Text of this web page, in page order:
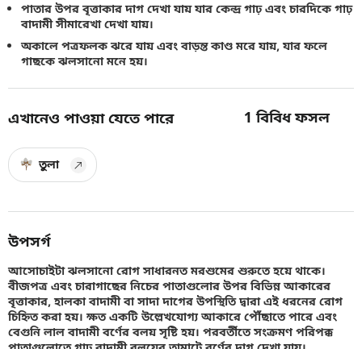
পাতার উপর বৃত্তাকার দাগ দেখা যায় যার কেন্দ্র গাঢ় এবং চারদিকে গাঢ়
বাদামী সীমারেখা দেখা যায়।
অকালে পত্রফলক ঝরে যায় এবং বাড়ন্ত কাণ্ড মরে যায়, যার ফলে
গাছকে ঝলসানো মনে হয়।
এখানেও পাওয়া যেতে পারে 1বিবিধ ফসল
তুলা
উপসর্গ
আসোচাইটা ঝলসানো রোগ সাধারনত মরশুমের শুরুতে হয়ে থাকে।
বীজপত্র এবং চারাগাছের নিচের পাতাগুলোর উপর বিভিন্ন আকারের
বৃত্তাকার, হালকা বাদামী বা সাদা দাগের উপস্থিতি দ্বারা এই ধরনের রোগ
চিহ্নিত করা হয়। ক্ষত একটি উল্লেখযোগ্য আকারে পৌঁছাতে পারে এবং
বেগুনি লাল বাদামী বর্ণের বলয় সৃষ্টি হয়। পরবর্তীতে সংক্রমণ পরিপক্ক